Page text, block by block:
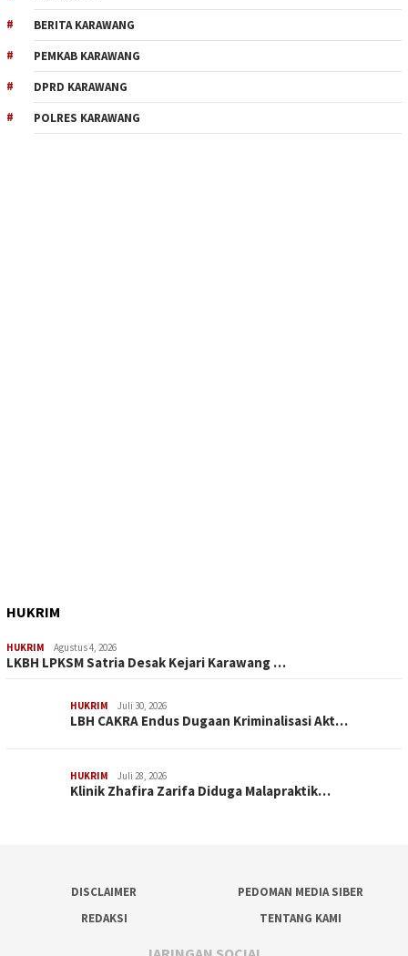
BERITA KARAWANG
PEMKAB KARAWANG
DPRD KARAWANG
POLRES KARAWANG
HUKRIM
HUKRIM Agustus 4, 2026
LKBH LPKSM Satria Desak Kejari Karawang …
HUKRIM Juli 30, 2026
LBH CAKRA Endus Dugaan Kriminalisasi Akt…
HUKRIM Juli 28, 2026
Klinik Zhafira Zarifa Diduga Malapraktik…
DISCLAIMER
PEDOMAN MEDIA SIBER
REDAKSI
TENTANG KAMI